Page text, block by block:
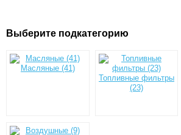
Выберите подкатегорию
Масляные (41)
Топливные фильтры
(23)